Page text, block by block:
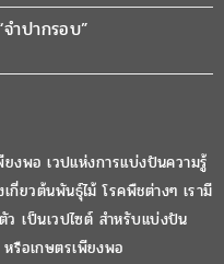
ำปากรอบ”
ยงพอ เวปแห่งการแบ่งปันความรู้
กี่ยวต้นพันธุ์ไม้ โรคพืชต่างๆ เรามี
ว เป็นเวปไซต์ สำหรับแบ่งปัน
รือเกษตรเพียงพอ